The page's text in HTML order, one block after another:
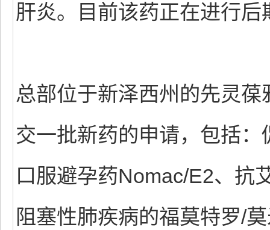
肝炎。目前该药正在进行后
总部位于新泽西州的先灵
交一批新药的申请，包括
口服避孕药Nomac/E2、抗
阻塞性肺疾病的福莫特罗/